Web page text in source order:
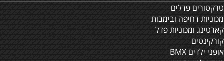
טרקטורים פדלים
מכוניות דחיפה ובימבות
קארטינג ומכוניות פדל
קורקינטים
אופני ילדים BMX